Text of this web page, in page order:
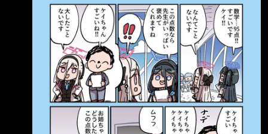
https://pbs.twimg.com/media/HPMHJe5a8AA_j
E1.jpg 小桃的報告
https://x.com/nekogoing/status/208638046956
2868135
https://pbs.twimg.com/media/HPRP6jPaEAA9z
0g.jpg 桃：看啊優香，多虧了你，我考了滿分
（護貝考卷） 優：我已經聽說了喔